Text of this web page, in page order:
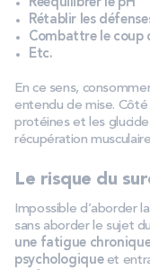
Rééquilibrer le pH
Rétablir les
Combattre le coup
Etc.
En ce sens,
entendu de mise.
protéines et les
récupération
Le risque du
Impossible d’aborder
sans aborder le sujet
une fatigue
psychologiqueet